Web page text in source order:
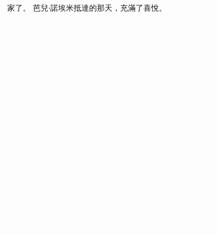
家了。 芭兒·諾埃米抵達的那天，充滿了喜悅。